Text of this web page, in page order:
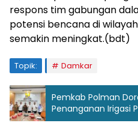
respons tim gabungan
potensi bencana di
semakin meningkat.(bdt)
Topik: Damkar
Pemkab Polman
Penanganan Irigasi